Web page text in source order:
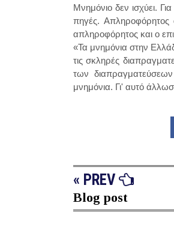
Μνημόνιο δεν ισχύει.
πηγές.
απληροφόρητος και ο
«Τα μνημόνια στην
τις σκληρές
των
μνημόνια. Γι' αυτό
« PREV
Blog post